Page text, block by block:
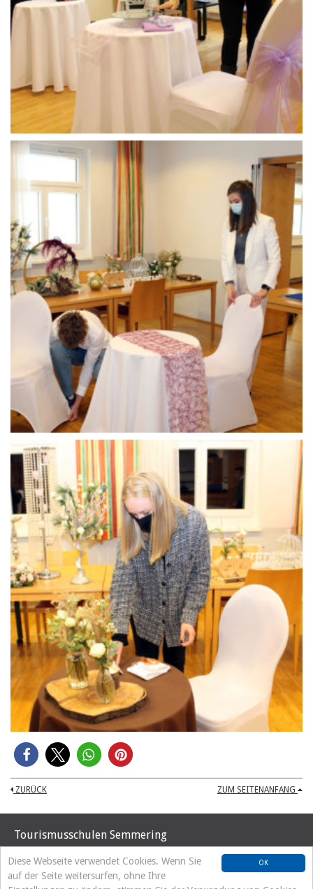
OK
Diese Webseite verwendet Cookies. Wenn Sie
auf der Seite weitersurfen, ohne Ihre
ZURÜCK ZUM SEITENANFANG
Tourismusschulen Semmering
Hochstraße 37
A-2680 Semmering
Tel. +43 2664/8192